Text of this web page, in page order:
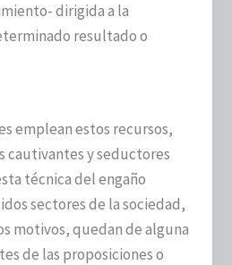
dirigida a la
resultado o
emplean estos recursos,
cautivantes y seductores
técnica del engaño
sectores de la sociedad,
motivos, quedan de alguna
de las proposiciones o